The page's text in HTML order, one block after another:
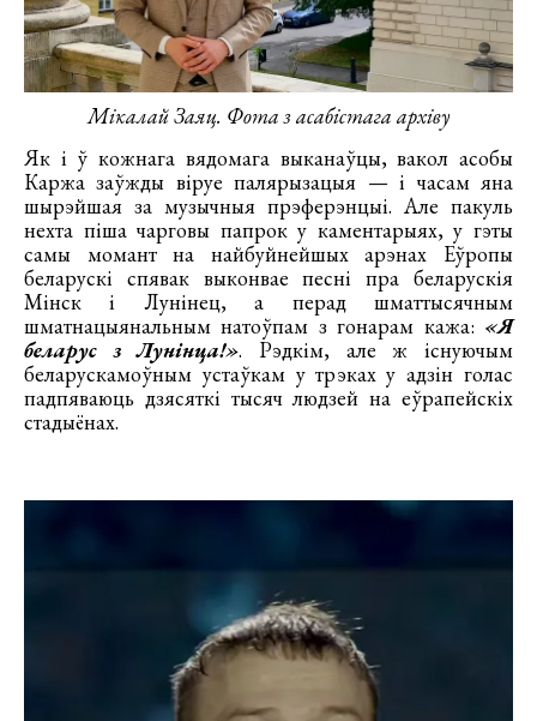
Мікалай Заяц. Фота з асабістага архіву
Як і ў кожнага вядомага выканаўцы, вакол асобы
Каржа заўжды віруе палярызацыя — і часам яна
шырэйшая за музычныя прэферэнцыі. Але пакуль
нехта піша чарговы папрок у каментарыях, у гэты
самы момант на найбуйнейшых арэнах Еўропы
беларускі спявак выконвае песні пра беларускія
Мінск і Лунінец, а перад шматтысячным
шматнацыянальным натоўпам з гонарам кажа: «Я
беларус з Лунінца!». Рэдкім, але ж існуючым
беларускамоўным устаўкам у трэках у адзін голас
падпяваюць дзясяткі тысяч людзей на еўрапейскіх
стадыёнах.